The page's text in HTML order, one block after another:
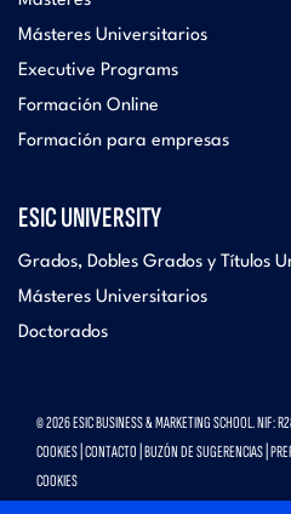
Másteres Universitarios
Executive Programs
Formación Online
Formación para empresas
ESIC UNIVERSITY
Grados, Dobles Grados y Títulos
Másteres Universitarios
Doctorados
© 2026 ESIC BUSINESS & MARKETING SCHOOL. NIF:
COOKIES CONTACTO BUZÓN DE SUGERENCIAS
COOKIES